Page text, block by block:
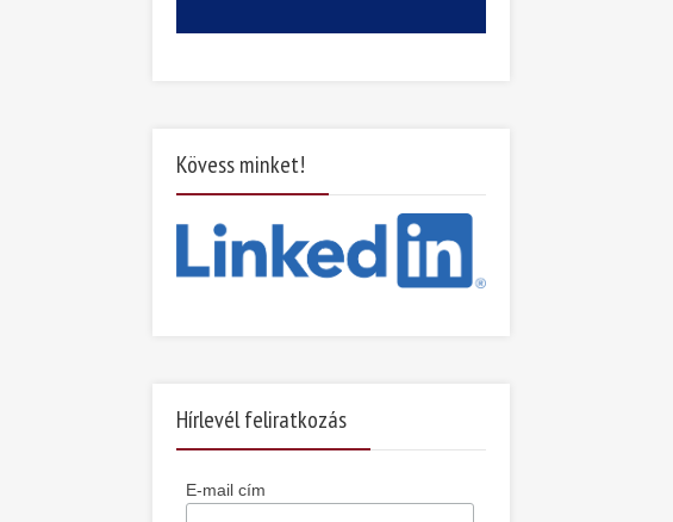
Kövess minket!
Hírlevél feliratkozás
E-mail cím